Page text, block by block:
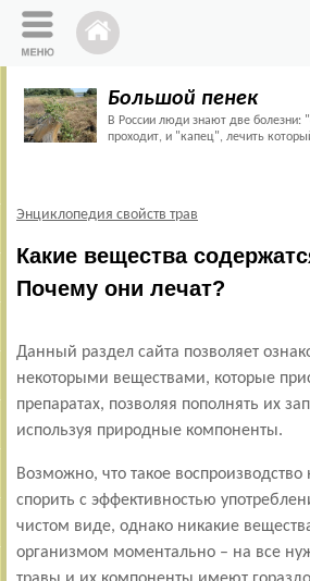
Большой пенек
В России люди знают две болезни:
проходит, и "капец", лечить
Энциклопедия свойств трав
Какие вещества
Почему они лечат?
Данный раздел сайта позволяет
некоторыми веществами, которые
препаратах, позволяя пополнять их
используя природные компоненты.
Возможно, что такое
спорить с эффективностью
чистом виде, однако никакие
организмом моментально – на все